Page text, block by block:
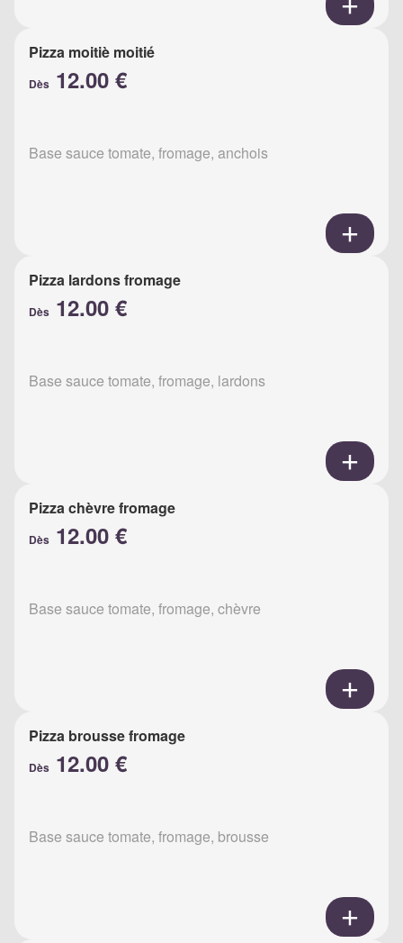
Pizza moitiè moitié
Dès 12.00 €
Base sauce tomate, fromage, anchois
Pizza lardons fromage
Dès 12.00 €
Base sauce tomate, fromage, lardons
Pizza chèvre fromage
Dès 12.00 €
Base sauce tomate, fromage, chèvre
Pizza brousse fromage
Dès 12.00 €
Base sauce tomate, fromage, brousse